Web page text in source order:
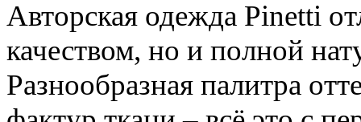
Авторская одежда Pinetti
качеством, но и полной
Разнообразная палитра